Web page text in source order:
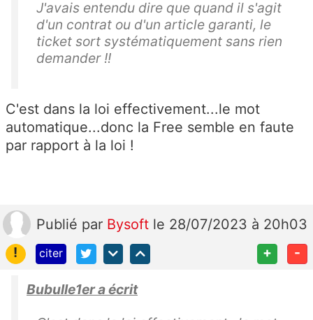
J'avais entendu dire que quand il s'agit
d'un contrat ou d'un article garanti, le
ticket sort systématiquement sans rien
demander !!
C'est dans la loi effectivement...le mot
automatique...donc la Free semble en faute
par rapport à la loi !
Publié par Bysoft le 28/07/2023 à 20h03
!
citer + -
Bubulle1er a écrit